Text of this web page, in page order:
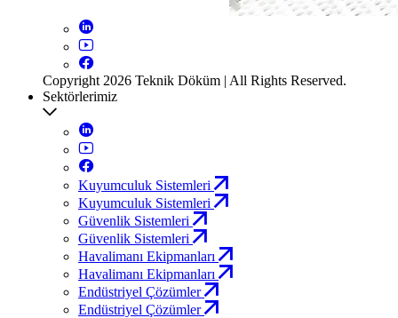
Copyright 2026 Teknik Döküm | All Rights Reserved.
Sektörlerimiz
Kuyumculuk Sistemleri
Kuyumculuk Sistemleri
Güvenlik Sistemleri
Güvenlik Sistemleri
Havalimanı Ekipmanları
Havalimanı Ekipmanları
Endüstriyel Çözümler
Endüstriyel Çözümler